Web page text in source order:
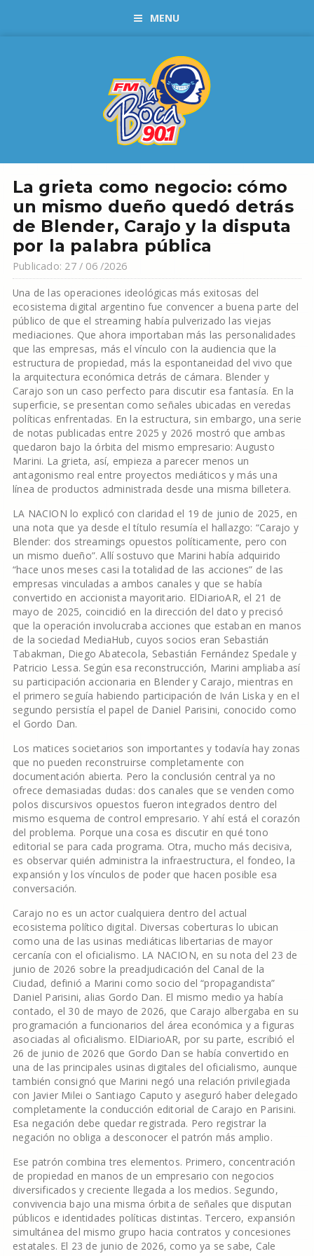
MENU
La grieta como negocio: cómo
un mismo dueño quedó detrás
de Blender, Carajo y la disputa
por la palabra pública
Publicado: 27 / 06 /2026
Una de las operaciones ideológicas más exitosas del
ecosistema digital argentino fue convencer a buena parte del
público de que el streaming había pulverizado las viejas
mediaciones. Que ahora importaban más las personalidades
que las empresas, más el vínculo con la audiencia que la
estructura de propiedad, más la espontaneidad del vivo que
la arquitectura económica detrás de cámara. Blender y
Carajo son un caso perfecto para discutir esa fantasía. En la
superficie, se presentan como señales ubicadas en veredas
políticas enfrentadas. En la estructura, sin embargo, una serie
de notas publicadas entre 2025 y 2026 mostró que ambas
quedaron bajo la órbita del mismo empresario: Augusto
Marini. La grieta, así, empieza a parecer menos un
antagonismo real entre proyectos mediáticos y más una
línea de productos administrada desde una misma billetera.
LA NACION lo explicó con claridad el 19 de junio de 2025, en
una nota que ya desde el título resumía el hallazgo: “Carajo y
Blender: dos streamings opuestos políticamente, pero con
un mismo dueño”. Allí sostuvo que Marini había adquirido
“hace unos meses casi la totalidad de las acciones” de las
empresas vinculadas a ambos canales y que se había
convertido en accionista mayoritario. ElDiarioAR, el 21 de
mayo de 2025, coincidió en la dirección del dato y precisó
que la operación involucraba acciones que estaban en manos
de la sociedad MediaHub, cuyos socios eran Sebastián
Tabakman, Diego Abatecola, Sebastián Fernández Spedale y
Patricio Lessa. Según esa reconstrucción, Marini ampliaba así
su participación accionaria en Blender y Carajo, mientras en
el primero seguía habiendo participación de Iván Liska y en el
segundo persistía el papel de Daniel Parisini, conocido como
el Gordo Dan.
Los matices societarios son importantes y todavía hay zonas
que no pueden reconstruirse completamente con
documentación abierta. Pero la conclusión central ya no
ofrece demasiadas dudas: dos canales que se venden como
polos discursivos opuestos fueron integrados dentro del
mismo esquema de control empresario. Y ahí está el corazón
del problema. Porque una cosa es discutir en qué tono
editorial se para cada programa. Otra, mucho más decisiva,
es observar quién administra la infraestructura, el fondeo, la
expansión y los vínculos de poder que hacen posible esa
conversación.
Carajo no es un actor cualquiera dentro del actual
ecosistema político digital. Diversas coberturas lo ubican
como una de las usinas mediáticas libertarias de mayor
cercanía con el oficialismo. LA NACION, en su nota del 23 de
junio de 2026 sobre la preadjudicación del Canal de la
Ciudad, definió a Marini como socio del “propagandista”
Daniel Parisini, alias Gordo Dan. El mismo medio ya había
contado, el 30 de mayo de 2026, que Carajo albergaba en su
programación a funcionarios del área económica y a figuras
asociadas al oficialismo. ElDiarioAR, por su parte, escribió el
26 de junio de 2026 que Gordo Dan se había convertido en
una de las principales usinas digitales del oficialismo, aunque
también consignó que Marini negó una relación privilegiada
con Javier Milei o Santiago Caputo y aseguró haber delegado
completamente la conducción editorial de Carajo en Parisini.
Esa negación debe quedar registrada. Pero registrar la
negación no obliga a desconocer el patrón más amplio.
Ese patrón combina tres elementos. Primero, concentración
de propiedad en manos de un empresario con negocios
diversificados y creciente llegada a los medios. Segundo,
convivencia bajo una misma órbita de señales que disputan
públicos e identidades políticas distintas. Tercero, expansión
simultánea del mismo grupo hacia contratos y concesiones
estatales. El 23 de junio de 2026, como ya se sabe, Cale